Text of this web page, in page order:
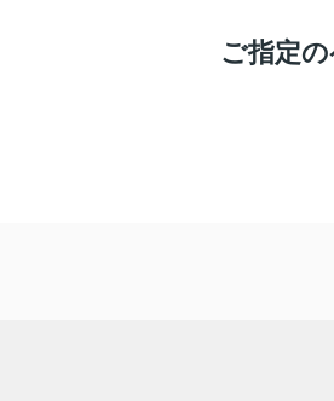
ご指定